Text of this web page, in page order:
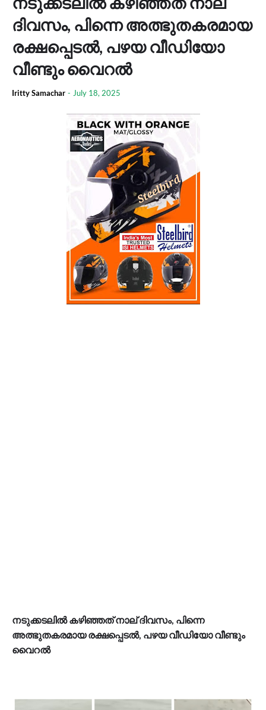
ദിവസം, പിന്നെ അത്ഭുതകരമായ
രക്ഷപ്പെടല്‍, പഴയ വീഡിയോ
വീണ്ടും വൈറൽ
Iritty Samachar - July 18, 2025
നടുക്കടലില്‍ കഴിഞ്ഞത് നാല് ദിവസം, പിന്നെ
അത്ഭുതകരമായ രക്ഷപ്പെടല്‍, പഴയ വീഡിയോ വീണ്ടും
വൈറൽ